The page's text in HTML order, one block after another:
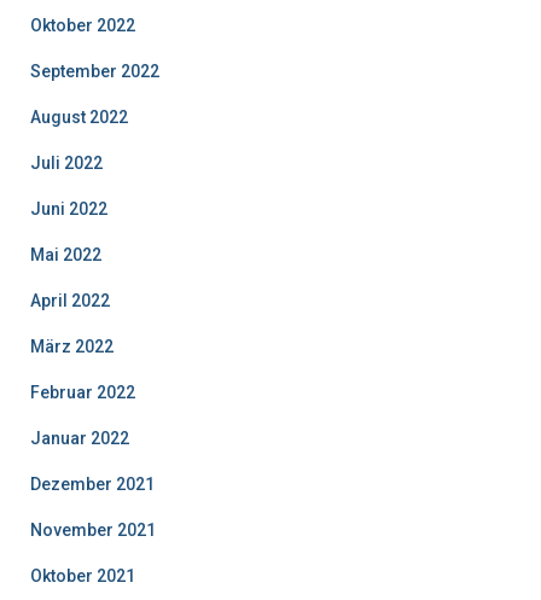
Oktober 2022
September 2022
August 2022
Juli 2022
Juni 2022
Mai 2022
April 2022
März 2022
Februar 2022
Januar 2022
Dezember 2021
November 2021
Oktober 2021